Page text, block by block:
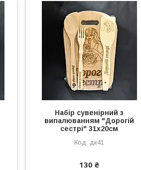
Набір сувенірний з
випалюванням "Дорогій
сестрі" 31х20см
дк41
130 ₴